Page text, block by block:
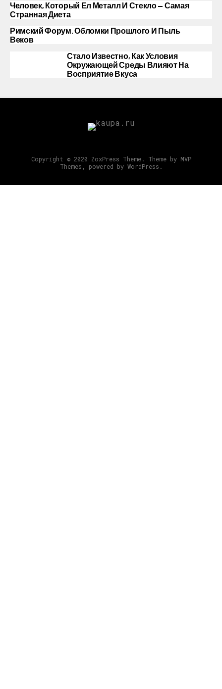
Человек, Который Ел Металл И Стекло — Самая
Странная Диета
Римский Форум. Обломки Прошлого И Пыль
Веков
Стало Известно, Как Условия
Окружающей Среды Влияют На
Восприятие Вкуса
Copyright © 2020 ZoxPress Theme. Theme by MVP
Themes, powered by WordPress.